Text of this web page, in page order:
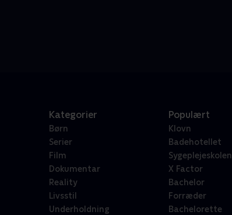
Kategorier
Børn
Serier
Film
Dokumentar
Reality
Livsstil
Underholdning
Populært
Klovn
Badehotellet
Sygeplejeskolen
X Factor
Bachelor
Forræder
Bachelorette